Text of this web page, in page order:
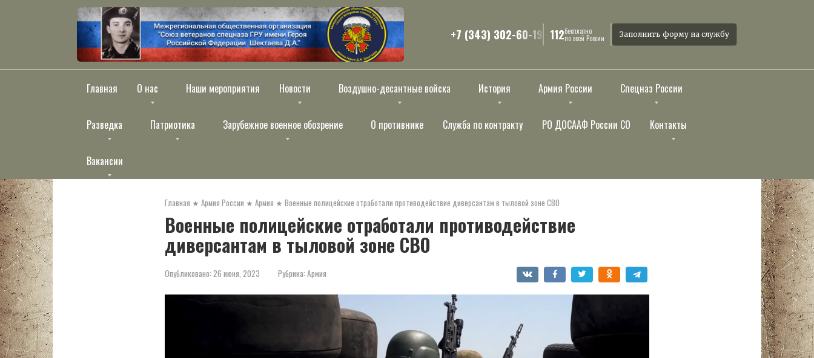
+7 (343) 302-60-19 112бесплатно
по всей России Заполнить форму на службу
Главная О нас Наши мероприятия Новости Воздушно-десантные войска История Армия России Спецназ России
Разведка Патриотика Зарубежное военное обозрение О противнике Служба по контракту РО ДОСААФ России СО Контакты
Вакансии
Главная ★ Армия России ★ Армия ★ Военные полицейские отработали противодействие диверсантам в тыловой зоне СВО
Военные полицейские отработали противодействие
диверсантам в тыловой зоне СВО
Опубликовано: 26 июня, 2023 Рубрика: Армия